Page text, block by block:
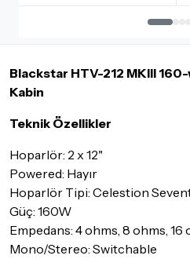
eksiksiz olması gerekmektedir.
göndermeden önce mutlaka
İade ve değişim koşulları, ürün
gösterebilir. Lütfen satın almadan
iade/değişim şartlarını kontrol
Detaylar içintıklayınız
Blackstar HTV-212 MKIII
Kabin
Teknik Özellikler
Hoparlör: 2 x 12"
Powered: Hayır
Hoparlör Tipi: Celestion
Güç: 160W
Empedans: 4 ohms, 8 ohms, 16
Mono/Stereo: Switchable